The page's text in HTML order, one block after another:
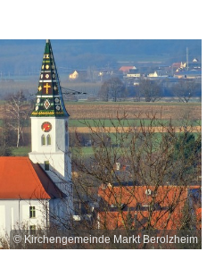
© Kirchengemeinde Markt Berolzheim